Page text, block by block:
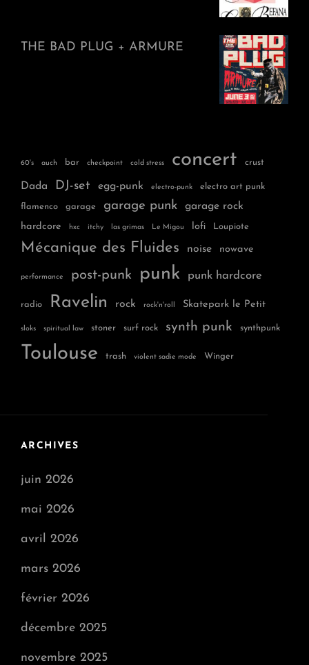
THE BAD PLUG + ARMURE
60's auch bar checkpoint cold stress concert crust
Dada DJ-set egg-punk electro-punk electro art punk
flamenco garage garage punk garage rock
hardcore hxc itchy las grimas Le Migou lofi Loupiote
Mécanique des Fluides noise nowave
performance post-punk punk punk hardcore
radio Ravelin rock rock'n'roll Skatepark le Petit
sloks spiritual law stoner surf rock synth punk synthpunk
Toulouse trash violent sadie mode Winger
ARCHIVES
juin 2026
mai 2026
avril 2026
mars 2026
février 2026
décembre 2025
novembre 2025